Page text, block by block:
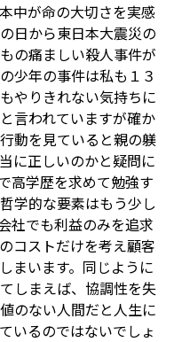
中が命の大切さを実感
日から東日本大震災の
の痛ましい殺人事件が
少年の事件は私も１３
やりきれない気持ちに
言われていますが確か
動を見ていると親の躾
に正しいのかと疑問に
高学歴を求めて勉強す
学的な要素はもう少し
社でも利益のみを追求
コストだけを考え顧客
まいます。同じように
しまえば、協調性を失
のない人間だと人生に
いるのではないでしょ